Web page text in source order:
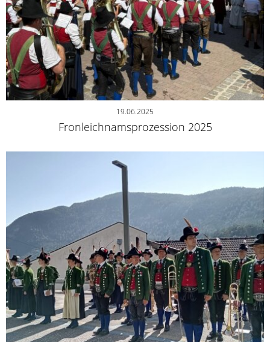
19.06.2025
Fronleichnamsprozession 2025